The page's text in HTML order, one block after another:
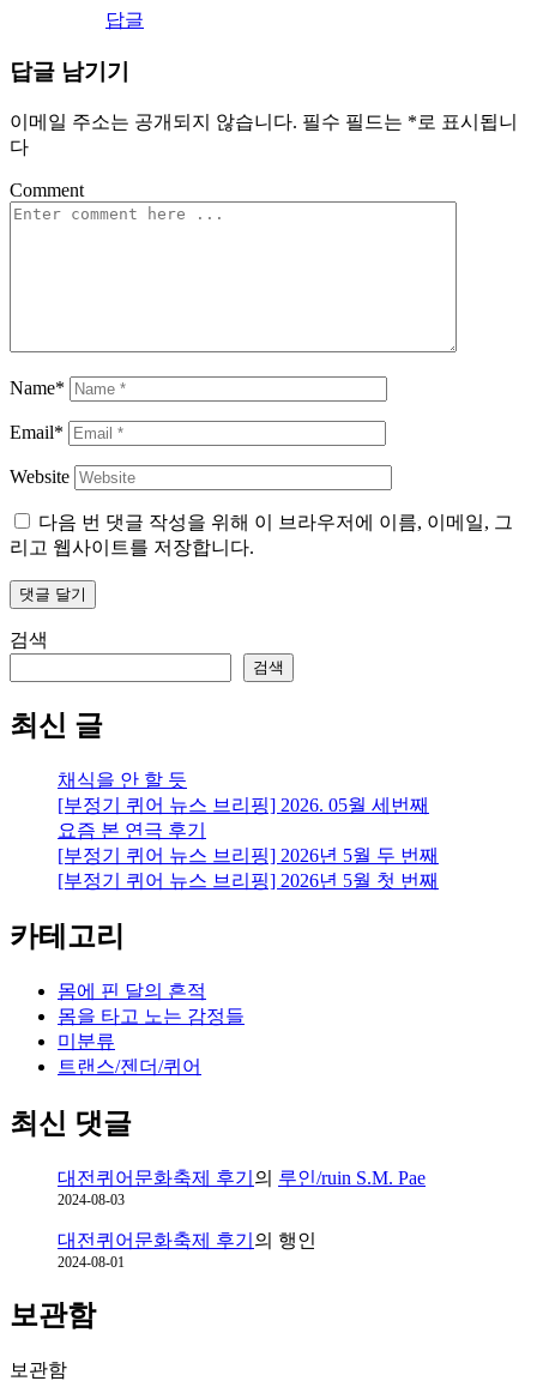
답글
답글 남기기
이메일 주소는 공개되지 않습니다. 필수 필드는 *로 표시됩니
다
Comment
Name*
Email*
Website
다음 번 댓글 작성을 위해 이 브라우저에 이름, 이메일, 그
리고 웹사이트를 저장합니다.
검색
검색
최신 글
채식을 안 할 듯
[부정기 퀴어 뉴스 브리핑] 2026. 05월 세번째
요즘 본 연극 후기
[부정기 퀴어 뉴스 브리핑] 2026년 5월 두 번째
[부정기 퀴어 뉴스 브리핑] 2026년 5월 첫 번째
카테고리
몸에 핀 달의 흔적
몸을 타고 노는 감정들
미분류
트랜스/젠더/퀴어
최신 댓글
대전퀴어문화축제 후기 의 루인/ruin S.M. Pae
2024-08-03
대전퀴어문화축제 후기 의 행인
2024-08-01
보관함
보관함